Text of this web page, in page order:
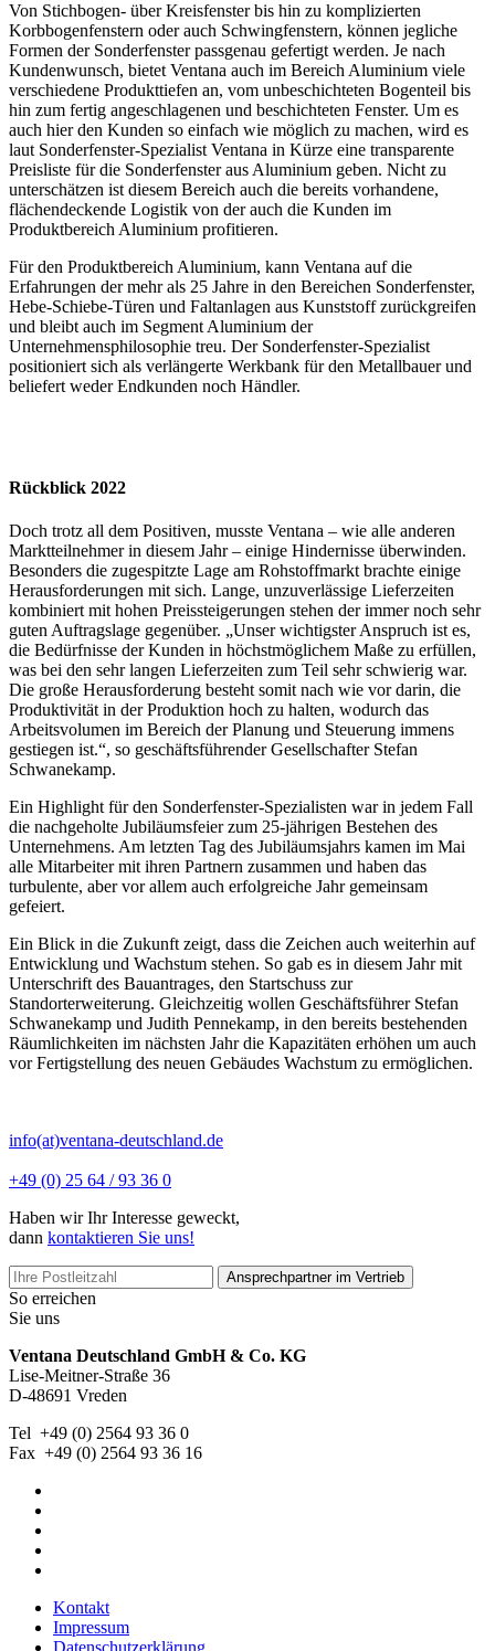
Von Stichbogen- über Kreisfenster bis hin zu komplizierten
Korbbogenfenstern oder auch Schwingfenstern, können jegliche
Formen der Sonderfenster passgenau gefertigt werden. Je nach
Kundenwunsch, bietet Ventana auch im Bereich Aluminium viele
verschiedene Produkttiefen an, vom unbeschichteten Bogenteil bis
hin zum fertig angeschlagenen und beschichteten Fenster. Um es
auch hier den Kunden so einfach wie möglich zu machen, wird es
laut Sonderfenster-Spezialist Ventana in Kürze eine transparente
Preisliste für die Sonderfenster aus Aluminium geben. Nicht zu
unterschätzen ist diesem Bereich auch die bereits vorhandene,
flächendeckende Logistik von der auch die Kunden im
Produktbereich Aluminium profitieren.
Für den Produktbereich Aluminium, kann Ventana auf die
Erfahrungen der mehr als 25 Jahre in den Bereichen Sonderfenster,
Hebe-Schiebe-Türen und Faltanlagen aus Kunststoff zurückgreifen
und bleibt auch im Segment Aluminium der
Unternehmensphilosophie treu. Der Sonderfenster-Spezialist
positioniert sich als verlängerte Werkbank für den Metallbauer und
beliefert weder Endkunden noch Händler.
Rückblick 2022
Doch trotz all dem Positiven, musste Ventana – wie alle anderen
Marktteilnehmer in diesem Jahr – einige Hindernisse überwinden.
Besonders die zugespitzte Lage am Rohstoffmarkt brachte einige
Herausforderungen mit sich. Lange, unzuverlässige Lieferzeiten
kombiniert mit hohen Preissteigerungen stehen der immer noch sehr
guten Auftragslage gegenüber. „Unser wichtigster Anspruch ist es,
die Bedürfnisse der Kunden in höchstmöglichem Maße zu erfüllen,
was bei den sehr langen Lieferzeiten zum Teil sehr schwierig war.
Die große Herausforderung besteht somit nach wie vor darin, die
Produktivität in der Produktion hoch zu halten, wodurch das
Arbeitsvolumen im Bereich der Planung und Steuerung immens
gestiegen ist.“, so geschäftsführender Gesellschafter Stefan
Schwanekamp.
Ein Highlight für den Sonderfenster-Spezialisten war in jedem Fall
die nachgeholte Jubiläumsfeier zum 25-jährigen Bestehen des
Unternehmens. Am letzten Tag des Jubiläumsjahrs kamen im Mai
alle Mitarbeiter mit ihren Partnern zusammen und haben das
turbulente, aber vor allem auch erfolgreiche Jahr gemeinsam
gefeiert.
Ein Blick in die Zukunft zeigt, dass die Zeichen auch weiterhin auf
Entwicklung und Wachstum stehen. So gab es in diesem Jahr mit
Unterschrift des Bauantrages, den Startschuss zur
Standorterweiterung. Gleichzeitig wollen Geschäftsführer Stefan
Schwanekamp und Judith Pennekamp, in den bereits bestehenden
Räumlichkeiten im nächsten Jahr die Kapazitäten erhöhen um auch
vor Fertigstellung des neuen Gebäudes Wachstum zu ermöglichen.
info(at)ventana-deutschland.de
+49 (0) 25 64 / 93 36 0
Haben wir Ihr Interesse geweckt,
dann kontaktieren Sie uns!
Ansprechpartner im Vertrieb
So erreichen
Sie uns
Ventana Deutschland GmbH & Co. KG
Lise-Meitner-Straße 36
D-48691 Vreden
Tel +49 (0) 2564 93 36 0
Fax +49 (0) 2564 93 36 16
Kontakt
Impressum
Datenschutzerklärung